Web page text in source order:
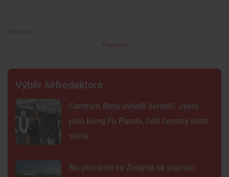
Premium
Výběr šéfredaktora
Centrum Brna ovládli šermíři. Jsem
jako Kung Fu Panda, řekl čerstvý mistr
světa
Na plovárně ve Znojmě se popralo